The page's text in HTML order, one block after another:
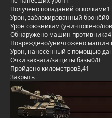
Получено попаданий осколками1
Урон, заблокированный бронёй0
Урон союзникам (уничтожено/
Обнаружено машин противника4
Повреждено/уничтожено машин
Урон, нанесённый с помощью
Очки захвата/защиты базы0/0
Пройдено километров3,41
Закрыть